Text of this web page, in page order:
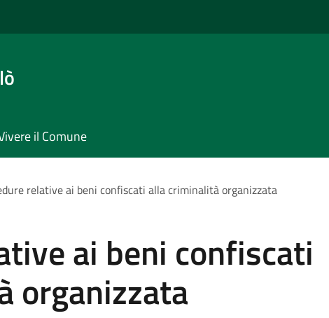
il Comune
relative ai beni confiscati alla criminalità organizzata
ai beni confiscati
organizzata